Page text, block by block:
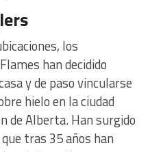
los
han decidido
y de paso vincularse
hielo en la ciudad
de Alberta. Han surgido
que tras 35 años han